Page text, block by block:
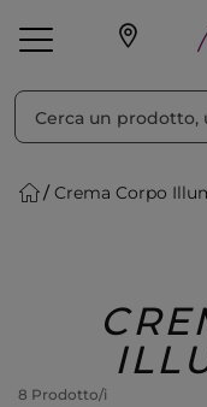
Make-up
Crema Corpo
8 Prodotto/i
Ordina per